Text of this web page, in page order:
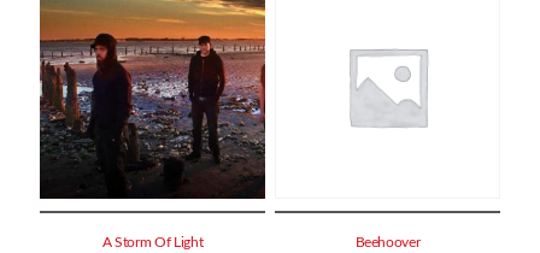
A Storm Of Light Beehoover